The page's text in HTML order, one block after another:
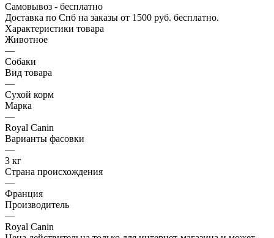
Самовывоз - бесплатно
Доставка по Спб на заказы от 1500 руб. бесплатно.
Характеристики товара
Животное
—
Собаки
Вид товара
—
Сухой корм
Марка
—
Royal Canin
Варианты фасовки
—
3 кг
Страна происхождения
—
Франция
Производитель
—
Royal Canin